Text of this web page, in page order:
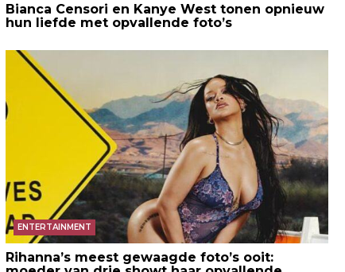
Bianca Censori en Kanye West tonen opnieuw
hun liefde met opvallende foto’s
ENTERTAINMENT
Rihanna’s meest gewaagde foto’s ooit: